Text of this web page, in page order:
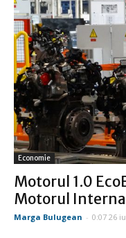
Economie
Motorul 1.0
Motorul
Marga Bulugean - 0:07 26